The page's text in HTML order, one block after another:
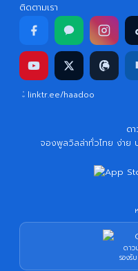
ติดตามเรา
linktr.ee/haadoo
ด
จองพูลวิลล่าทั่วไทย ง่าย
ดาว
รองรั